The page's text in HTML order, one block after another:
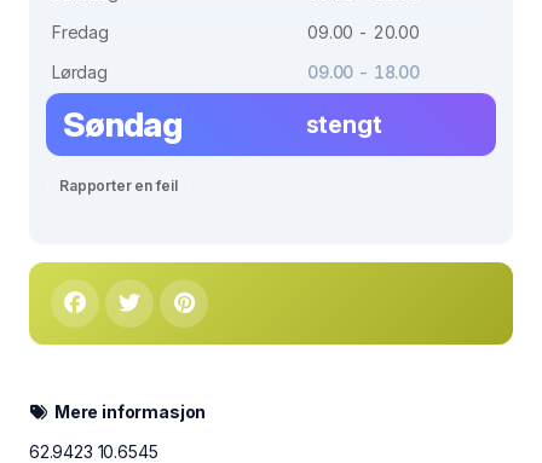
Fredag
09.00 - 20.00
Lørdag
09.00 - 18.00
Søndag stengt
Rapporter en feil
Mere informasjon
62.9423 10.6545